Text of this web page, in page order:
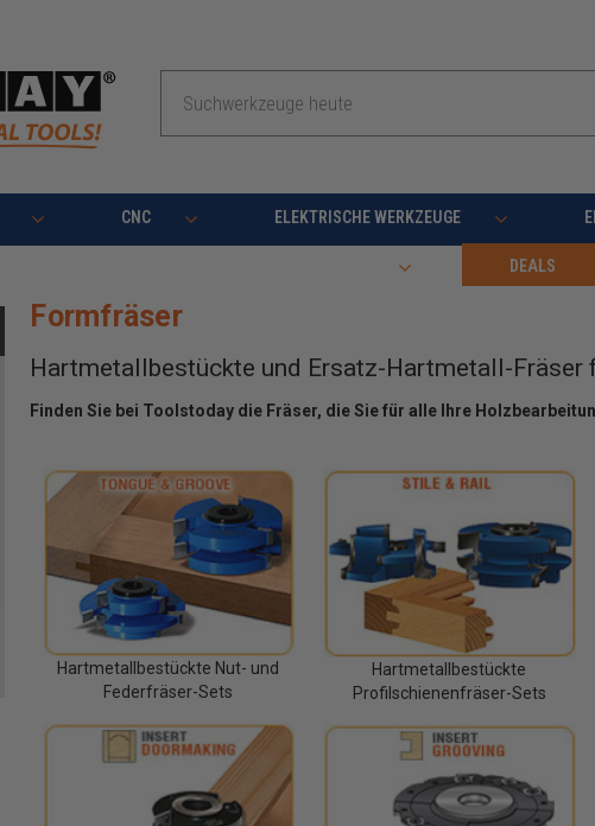
CNC ELEKTRISCHE WERKZEUGE
DEALS
Formfräser
Hartmetallbestückte und Ersatz-Hartmetall-
Finden Sie bei Toolstoday die Fräser, die Sie für alle Ihre
Hartmetallbestückte Nut- und
Federfräser-Sets
Hartmetallbestückte
Profilschienenfräser-Sets